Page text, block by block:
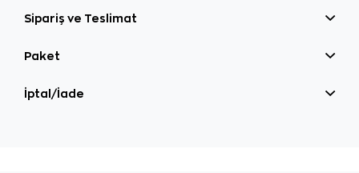
Sipariş ve Teslimat
Paket
İptal/İade